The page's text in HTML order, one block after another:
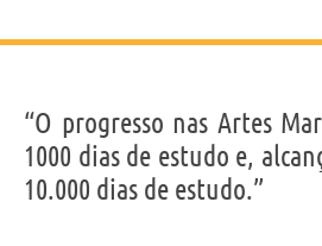
“O progresso nas Artes
1000 dias de estudo e,
10.000 dias de estudo.”